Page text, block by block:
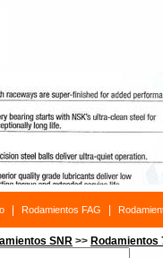
Rodamientos FAG
SNR >> Rodamientos